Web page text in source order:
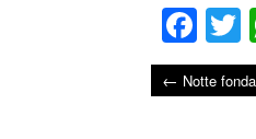
Fa
ce
bo
← Notte